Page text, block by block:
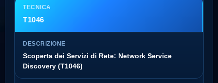
T1046
Scoperta dei Servizi di Rete: Network Service
Discovery (T1046)